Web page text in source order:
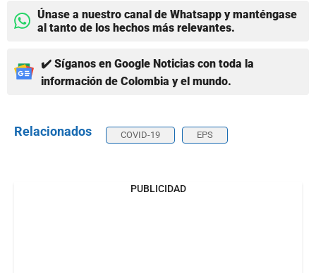
Únase a nuestro canal de Whatsapp y manténgase
al tanto de los hechos más relevantes.
✔️ Síganos en Google Noticias con toda la
información de Colombia y el mundo.
Relacionados COVID-19 EPS
PUBLICIDAD